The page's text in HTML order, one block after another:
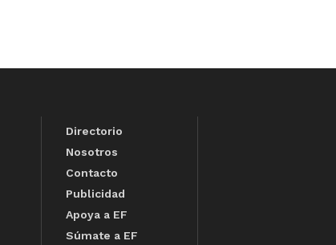
Directorio
Nosotros
Contacto
Publicidad
Apoya a EF
Súmate a EF